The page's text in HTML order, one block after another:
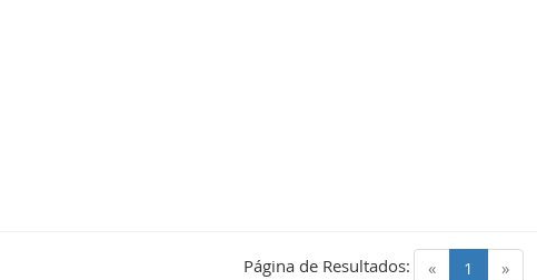
« 1 (current)
»
Página de Resultados: